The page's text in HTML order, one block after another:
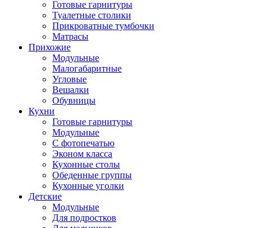
Готовые гарнитуры
Туалетные столики
Прикроватные тумбочки
Матрасы
Прихожие
Модульные
Малогабаритные
Угловые
Вешалки
Обувницы
Кухни
Готовые гарнитуры
Модульные
С фотопечатью
Эконом класса
Кухонные столы
Обеденные группы
Кухонные уголки
Детские
Модульные
Для подростков